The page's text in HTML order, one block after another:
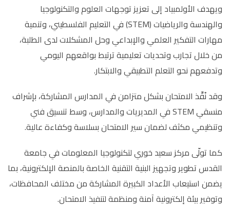
ويهدف الأولمبياد إلى تعزيز توجهات العلوم والتكنولوجيا
والهندسة والرياضيات (STEM) في التعليم الفلسطيني، وتنمية
مهارات التفكير العلمي والإبداعي وحل المشكلات لدى الطلبة،
من خلال تجارب وتحديات تعليمية ترتبط بواقعهم اليومي
وتدفعهم نحو التعلم التطبيقي والابتكار.
وقد نُفِّذ الامتحان بشكل متزامن في المدارس المشاركة، بإشراف
منسقيSTEMفي المديريات والمدارس، وسط تنسيق فني
وتنظيمي مكثف لضمان سير الامتحان بسلاسة وكفاءة عالية.
كما تولّى مركز سعيد خوري لتكنولوجيا المعلومات في جامعة
القدس تطوير وتجهيز البنية التقنية الخاصة بالمنصة الإلكترونية، بما
يضمن استيعاب الأعداد الكبيرة المشاركة من مختلف المحافظات،
وتوفير بيئة إلكترونية آمنة ومنظمة لتنفيذ الامتحان.